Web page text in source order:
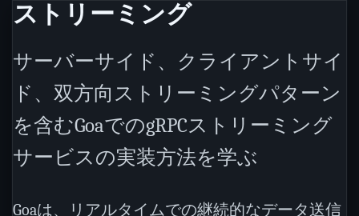
ストリーミング
サーバーサイド、クライアントサイ
ド、双方向ストリーミングパターン
を含むGoaでのgRPCストリーミング
サービスの実装方法を学ぶ
Goaは、リアルタイムでの継続的なデータ送信